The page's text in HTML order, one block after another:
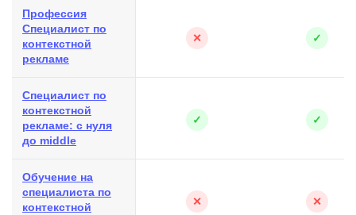
Профессия
Специалист по
контекстной
рекламе
✕ ✓
Специалист по
контекстной
рекламе: с нуля
до middle
✓ ✓
Обучение на
специалиста по
контекстной
✕ ✕